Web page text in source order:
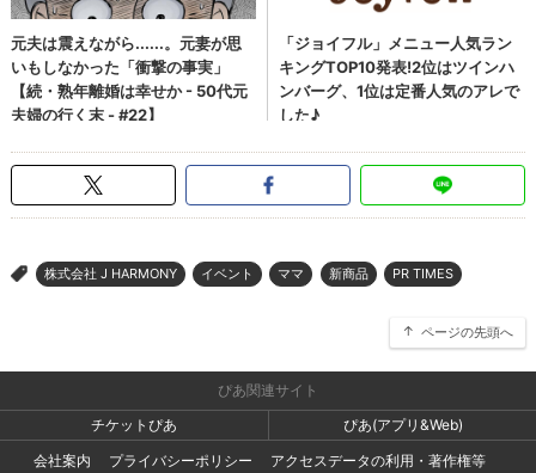
> 株式会社 J HARMONY イベント ママ 新商品 PR TIMES
ページの先頭へ
ぴあ関連サイト
チケットぴあ
ぴあ(アプリ&Web)
会社案内
プライバシーポリシー アクセスデータの利用・著作権等